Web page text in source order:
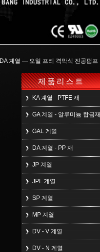
DA 계열 — 오일 프리 격막식 진공펌프
제품리스트
KA 계열 - PTFE 재
GA 계열 - 알루미늄 합금재
GAL 계열
DA 계열 - PP 재
JP 계열
JPL 계열
SP 계열
MP 계열
DV - V 계열
DV - N 계열